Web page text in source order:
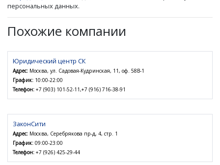
персональных данных.
Похожие компании
Юридический центр СК
Адрес: Москва, ул. Садовая-Кудринская, 11, оф. 58В-1
График: 10:00-22:00
Телефон: +7 (903) 101-52-11,+7 (916) 716-38-91
ЗаконСити
Адрес: Москва, Серебрякова пр-д, 4, стр. 1
График: 09:00-23:00
Телефон: +7 (926) 425-29-44